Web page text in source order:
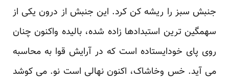
جنبش سبز را ریشه کن کرد. این جنبش از درون یکی از
سهمگین ترین استبدادها زاده شده، بالیده واکنون چنان
روی پای خودایستاده است که در آرایش قوا به محاسبه
می آید. خس وخاشاک، اکنون نهالی است نو. می کوشد